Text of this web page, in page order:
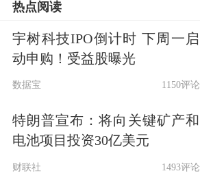
热点阅读
宇树科技IPO倒计时 下周一启
动申购！受益股曝光
数据宝 1150评论
特朗普宣布：将向关键矿产和
电池项目投资30亿美元
财联社 1493评论